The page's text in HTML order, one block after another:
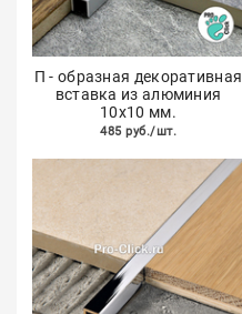
П - образная декоративная
вставка из алюминия
10х10 мм.
485 руб./шт.